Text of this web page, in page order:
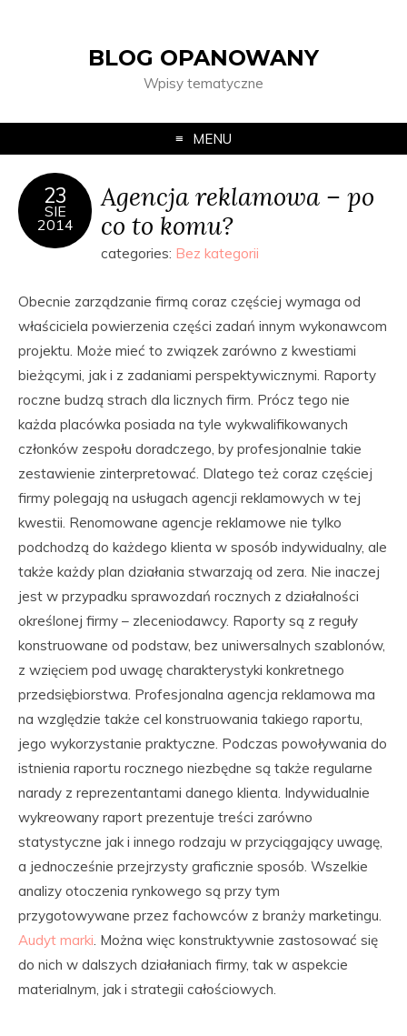
BLOG OPANOWANY
Wpisy tematyczne
MENU
23
SIE
2014
Agencja reklamowa – po
co to komu?
categories: Bez kategorii
Obecnie zarządzanie firmą coraz częściej wymaga od
właściciela powierzenia części zadań innym wykonawcom
projektu. Może mieć to związek zarówno z kwestiami
bieżącymi, jak i z zadaniami perspektywicznymi. Raporty
roczne budzą strach dla licznych firm. Prócz tego nie
każda placówka posiada na tyle wykwalifikowanych
członków zespołu doradczego, by profesjonalnie takie
zestawienie zinterpretować. Dlatego też coraz częściej
firmy polegają na usługach agencji reklamowych w tej
kwestii. Renomowane agencje reklamowe nie tylko
podchodzą do każdego klienta w sposób indywidualny, ale
także każdy plan działania stwarzają od zera. Nie inaczej
jest w przypadku sprawozdań rocznych z działalności
określonej firmy – zleceniodawcy. Raporty są z reguły
konstruowane od podstaw, bez uniwersalnych szablonów,
z wzięciem pod uwagę charakterystyki konkretnego
przedsiębiorstwa. Profesjonalna agencja reklamowa ma
na względzie także cel konstruowania takiego raportu,
jego wykorzystanie praktyczne. Podczas powoływania do
istnienia raportu rocznego niezbędne są także regularne
narady z reprezentantami danego klienta. Indywidualnie
wykreowany raport prezentuje treści zarówno
statystyczne jak i innego rodzaju w przyciągający uwagę,
a jednocześnie przejrzysty graficznie sposób. Wszelkie
analizy otoczenia rynkowego są przy tym
przygotowywane przez fachowców z branży marketingu.
Audyt marki. Można więc konstruktywnie zastosować się
do nich w dalszych działaniach firmy, tak w aspekcie
materialnym, jak i strategii całościowych.